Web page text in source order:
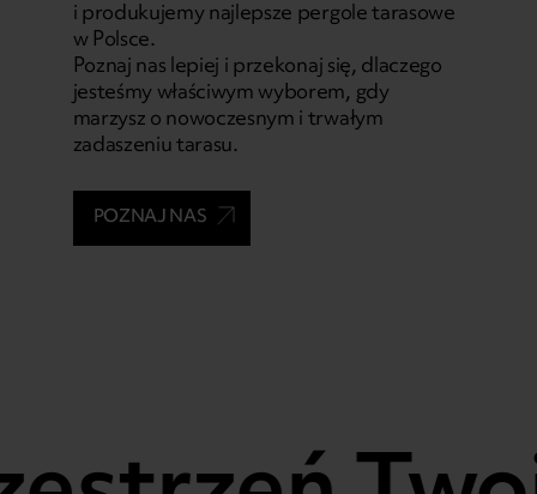
i produkujemy najlepsze pergole tarasowe
w Polsce.
Poznaj nas lepiej i przekonaj się, dlaczego
jesteśmy właściwym wyborem, gdy
marzysz o nowoczesnym i trwałym
zadaszeniu tarasu.
POZNAJ NAS